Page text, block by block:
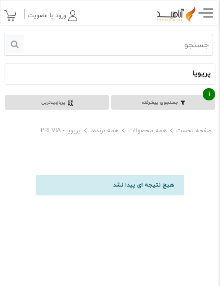
ورود یا عضویت
پریویا
جستجوی پیشرفته
1
پربازدیدترین
صفحه نخست همه محصولات همه برندها پریویا - PREVIA
هیچ نتیجه ای پیدا نشد